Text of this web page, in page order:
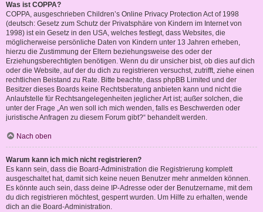
Was ist COPPA?
COPPA, ausgeschrieben Children’s Online Privacy Protection Act of 1998
(deutsch: Gesetz zum Schutz der Privatsphäre von Kindern im Internet von
1998) ist ein Gesetz in den USA, welches festlegt, dass Websites, die
möglicherweise persönliche Daten von Kindern unter 13 Jahren erheben,
hierzu die Zustimmung der Eltern beziehungsweise des oder der
Erziehungsberechtigten benötigen. Wenn du dir unsicher bist, ob dies auf dich
oder die Website, auf der du dich zu registrieren versuchst, zutrifft, ziehe einen
rechtlichen Beistand zu Rate. Bitte beachte, dass phpBB Limited und der
Besitzer dieses Boards keine Rechtsberatung anbieten kann und nicht die
Anlaufstelle für Rechtsangelegenheiten jeglicher Art ist; außer solchen, die
unter der Frage „An wen soll ich mich wenden, falls es Beschwerden oder
juristische Anfragen zu diesem Forum gibt?“ behandelt werden.
Nach oben
Warum kann ich mich nicht registrieren?
Es kann sein, dass die Board-Administration die Registrierung komplett
ausgeschaltet hat, damit sich keine neuen Benutzer mehr anmelden können.
Es könnte auch sein, dass deine IP-Adresse oder der Benutzername, mit dem
du dich registrieren möchtest, gesperrt wurden. Um Hilfe zu erhalten, wende
dich an die Board-Administration.